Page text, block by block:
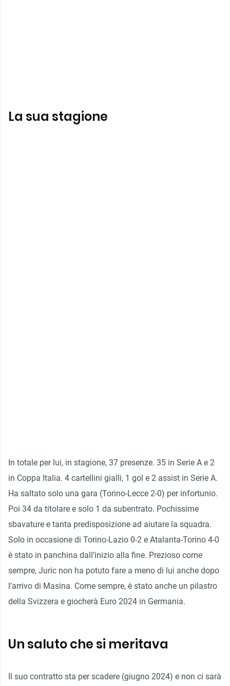
La sua stagione
In totale per lui, in stagione, 37 presenze. 35 in Serie A e 2
in Coppa Italia. 4 cartellini gialli, 1 gol e 2 assist in Serie A.
Ha saltato solo una gara (Torino-Lecce 2-0) per infortunio.
Poi 34 da titolare e solo 1 da subentrato. Pochissime
sbavature e tanta predisposizione ad aiutare la squadra.
Solo in occasione di Torino-Lazio 0-2 e Atalanta-Torino 4-0
è stato in panchina dall’inizio alla fine. Prezioso come
sempre, Juric non ha potuto fare a meno di lui anche dopo
l’arrivo di Masina. Come sempre, è stato anche un pilastro
della Svizzera e giocherà Euro 2024 in Germania.
Un saluto che si meritava
Il suo contratto sta per scadere (giugno 2024) e non ci sarà